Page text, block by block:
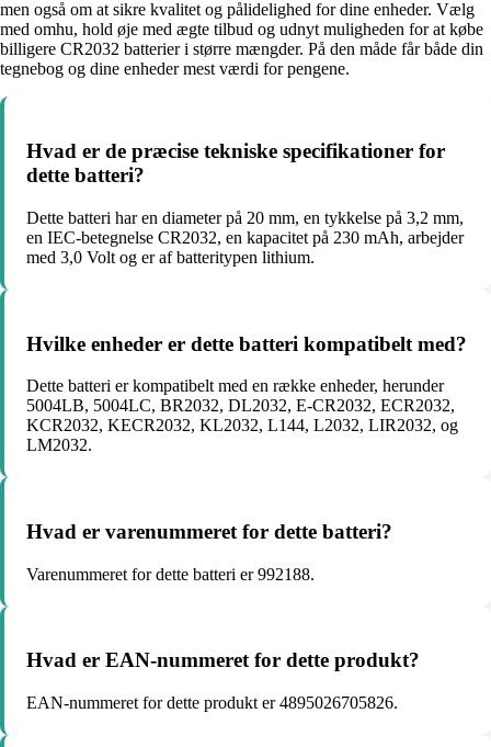
men også om at sikre kvalitet og pålidelighed for dine enheder. Vælg
med omhu, hold øje med ægte tilbud og udnyt muligheden for at købe
billigere CR2032 batterier i større mængder. På den måde får både din
tegnebog og dine enheder mest værdi for pengene.
Hvad er de præcise tekniske specifikationer for
dette batteri?
Dette batteri har en diameter på 20 mm, en tykkelse på 3,2 mm,
en IEC-betegnelse CR2032, en kapacitet på 230 mAh, arbejder
med 3,0 Volt og er af batteritypen lithium.
Hvilke enheder er dette batteri kompatibelt med?
Dette batteri er kompatibelt med en række enheder, herunder
5004LB, 5004LC, BR2032, DL2032, E-CR2032, ECR2032,
KCR2032, KECR2032, KL2032, L144, L2032, LIR2032, og
LM2032.
Hvad er varenummeret for dette batteri?
Varenummeret for dette batteri er 992188.
Hvad er EAN-nummeret for dette produkt?
EAN-nummeret for dette produkt er 4895026705826.